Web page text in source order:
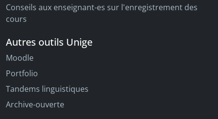
Conseils aux enseignant-es sur l'enregistrement des
cours
Autres outils Unige
Moodle
Portfolio
Tandems linguistiques
Archive-ouverte